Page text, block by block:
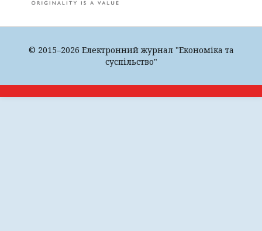
© 2015–2026 Електронний журнал "Економіка та
суспільство"